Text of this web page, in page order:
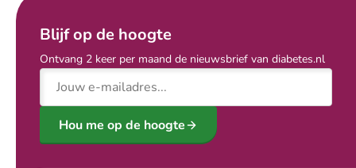
Blijf op de hoogte
Ontvang 2 keer per maand de nieuwsbrief van diabetes.nl
E-mailadres
Hou me op de hoogte